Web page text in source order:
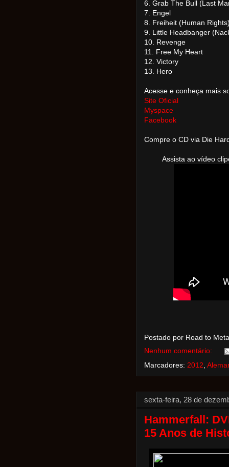
6. Grab The Bull (Last
7. Engel
8. Freiheit (Human
9. Little Headbanger
10. Revenge
11. Free My Heart
12. Victory
13. Hero
Acesse e conheça mais
Site Oficial
Myspace
Facebook
Compre o CD via Die
Assista ao vídeo
Postado por Road to
Nenhum comentário:
Marcadores: 2012
sexta-feira, 28 de
Hammerfall:
15 Anos de